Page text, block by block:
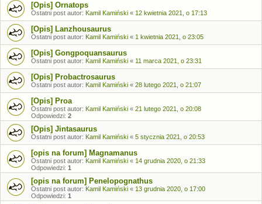
[Opis] Ornatops
Ostatni post autor: Kamil Kamiński « 12 kwietnia 2021, o 17:13
[Opis] Lanzhousaurus
Ostatni post autor: Kamil Kamiński « 1 kwietnia 2021, o 23:05
[Opis] Gongpoquansaurus
Ostatni post autor: Kamil Kamiński « 11 marca 2021, o 23:31
[Opis] Probactrosaurus
Ostatni post autor: Kamil Kamiński « 28 lutego 2021, o 21:07
[Opis] Proa
Ostatni post autor: Kamil Kamiński « 21 lutego 2021, o 20:08
Odpowiedzi: 2
[Opis] Jintasaurus
Ostatni post autor: Kamil Kamiński « 5 stycznia 2021, o 20:53
[opis na forum] Magnamanus
Ostatni post autor: Kamil Kamiński « 14 grudnia 2020, o 21:33
Odpowiedzi: 1
[opis na forum] Penelopognathus
Ostatni post autor: Kamil Kamiński « 13 grudnia 2020, o 17:00
Odpowiedzi: 1